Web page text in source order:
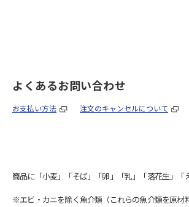
よくあるお問い合わせ
お支払い方法 注文のキャンセルについて
商品に「小麦」「そば」「卵」「乳」「落花生」「
※エビ・カニを除く魚介類（これらの魚介類を原材